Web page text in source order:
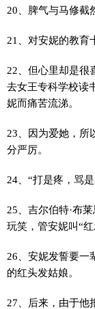
20、脾气与马修截
21、对安妮的教育
22、但心里却是很
去女王专科学校读
妮而痛苦流涕。
23、因为爱她，所
分严厉。
24、“打是疼，骂
25、吉尔伯特·布
玩笑，管安妮叫“红
26、安妮发誓要一
的红头发姑娘。
27、后来，由于他